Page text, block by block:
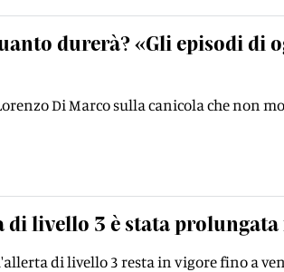
durerà? «Gli episodi di
Di Marco sulla canicola che non
di livello 3 è stata
di livello 3 resta in vigore fino a